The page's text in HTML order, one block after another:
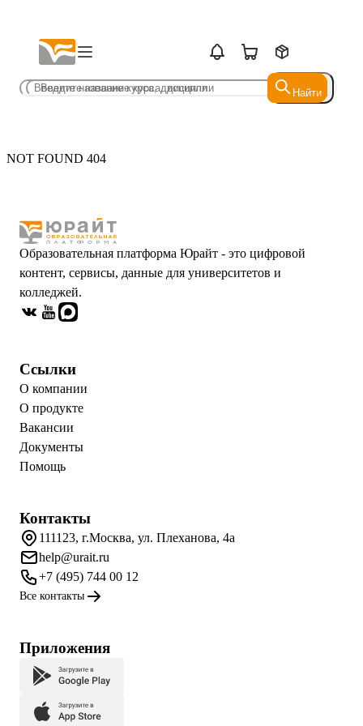
Найти
Найти
NOT FOUND 404
Образовательная платформа Юрайт - это цифровой
контент, сервисы, данные для университетов и
колледжей.
Ссылки
О компании
О продукте
Вакансии
Документы
Помощь
Контакты
111123, г.Москва, ул. Плеханова, 4а
help@urait.ru
+7 (495) 744 00 12
Все контакты
Приложения